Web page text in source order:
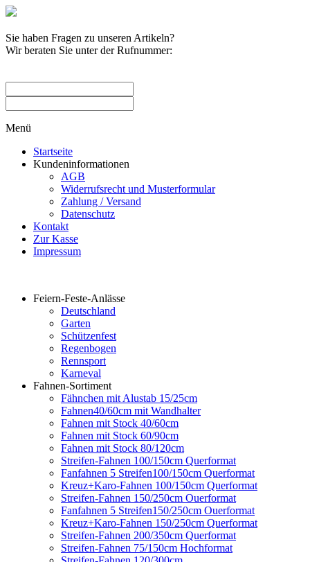
Sie haben Fragen zu unseren Artikeln?
Wir beraten Sie unter der Rufnummer:
Menü
Startseite
Kundeninformationen
AGB
Widerrufsrecht und Musterformular
Zahlung / Versand
Datenschutz
Kontakt
Zur Kasse
Impressum
Feiern-Feste-Anlässe
Deutschland
Garten
Schützenfest
Regenbogen
Rennsport
Karneval
Fahnen-Sortiment
Fähnchen mit Alustab 15/25cm
Fahnen40/60cm mit Wandhalter
Fahnen mit Stock 40/60cm
Fahnen mit Stock 60/90cm
Fahnen mit Stock 80/120cm
Streifen-Fahnen 100/150cm Querformat
Fanfahnen 5 Streifen100/150cm Querformat
Kreuz+Karo-Fahnen 100/150cm Querformat
Streifen-Fahnen 150/250cm Ouerformat
Fanfahnen 5 Streifen150/250cm Ouerformat
Kreuz+Karo-Fahnen 150/250cm Querformat
Streifen-Fahnen 200/350cm Querformat
Streifen-Fahnen 75/150cm Hochformat